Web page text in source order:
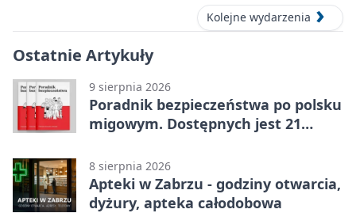
Kolejne wydarzenia
Ostatnie Artykuły
9 sierpnia 2026
Poradnik bezpieczeństwa po polsku
migowym. Dostępnych jest 21
8 sierpnia 2026
Apteki w Zabrzu - godziny otwarcia,
dyżury, apteka całodobowa